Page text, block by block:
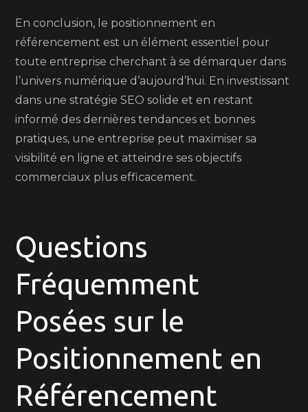
En conclusion, le positionnement en
référencement est un élément essentiel pour
toute entreprise cherchant à se démarquer dans
l’univers numérique d’aujourd’hui. En investissant
dans une stratégie SEO solide et en restant
informé des dernières tendances et bonnes
pratiques, une entreprise peut maximiser sa
visibilité en ligne et atteindre ses objectifs
commerciaux plus efficacement.
Questions
Fréquemment
Posées sur le
Positionnement en
Référencement